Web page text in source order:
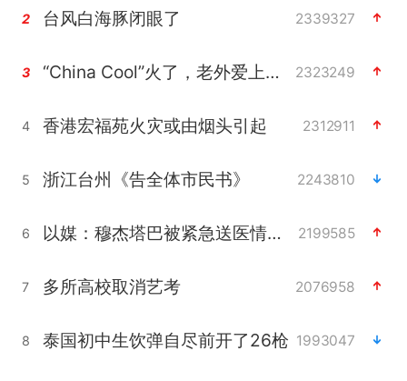
2 台风白海豚闭眼了 2339327
3 “China Cool”火了，老外爱上中国避暑游 2323249
4 香港宏福苑火灾或由烟头引起 2312911
5 浙江台州《告全体市民书》 2243810
6 以媒：穆杰塔巴被紧急送医情况危急 2199585
7 多所高校取消艺考 2076958
8 泰国初中生饮弹自尽前开了26枪 1993047